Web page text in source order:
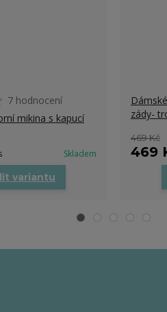
7 hodnocení
mikina s kapucí
Skladem
variantu
zády-
469 Kč
469